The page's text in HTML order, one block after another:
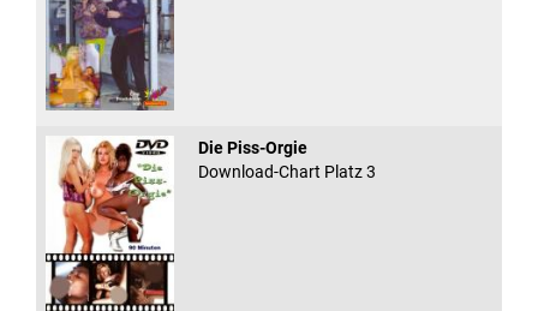
Die Piss-Orgie
Download-Chart Platz 3